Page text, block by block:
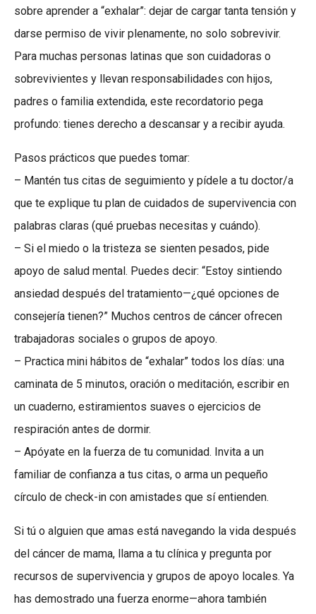
sobre aprender a “exhalar”: dejar de cargar tanta tensión y
darse permiso de vivir plenamente, no solo sobrevivir.
Para muchas personas latinas que son cuidadoras o
sobrevivientes y llevan responsabilidades con hijos,
padres o familia extendida, este recordatorio pega
profundo: tienes derecho a descansar y a recibir ayuda.
Pasos prácticos que puedes tomar:
– Mantén tus citas de seguimiento y pídele a tu doctor/a
que te explique tu plan de cuidados de supervivencia con
palabras claras (qué pruebas necesitas y cuándo).
– Si el miedo o la tristeza se sienten pesados, pide
apoyo de salud mental. Puedes decir: “Estoy sintiendo
ansiedad después del tratamiento—¿qué opciones de
consejería tienen?” Muchos centros de cáncer ofrecen
trabajadoras sociales o grupos de apoyo.
– Practica mini hábitos de “exhalar” todos los días: una
caminata de 5 minutos, oración o meditación, escribir en
un cuaderno, estiramientos suaves o ejercicios de
respiración antes de dormir.
– Apóyate en la fuerza de tu comunidad. Invita a un
familiar de confianza a tus citas, o arma un pequeño
círculo de check-in con amistades que sí entienden.
Si tú o alguien que amas está navegando la vida después
del cáncer de mama, llama a tu clínica y pregunta por
recursos de supervivencia y grupos de apoyo locales. Ya
has demostrado una fuerza enorme—ahora también